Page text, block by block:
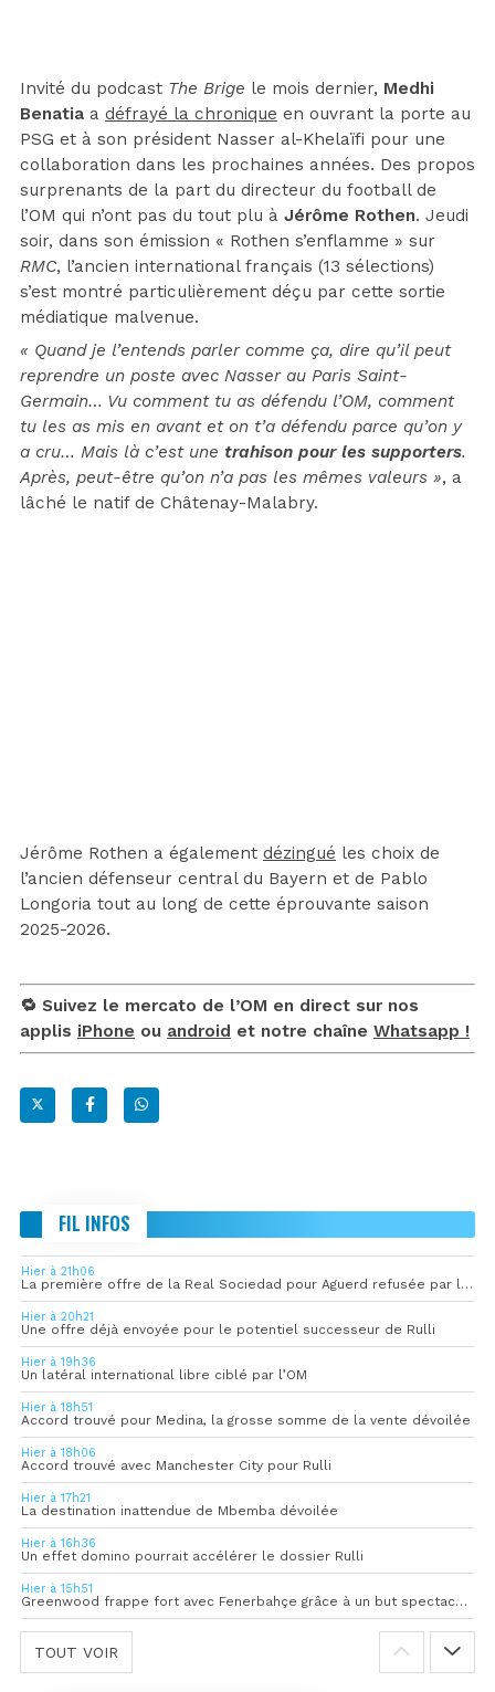
Invité du podcast The Brige le mois dernier, Medhi
Benatia a défrayé la chronique en ouvrant la porte au
PSG et à son président Nasser al-Khelaïfi pour une
collaboration dans les prochaines années. Des propos
surprenants de la part du directeur du football de
l’OM qui n’ont pas du tout plu à Jérôme Rothen. Jeudi
soir, dans son émission « Rothen s’enflamme » sur
RMC, l’ancien international français (13 sélections)
s’est montré particulièrement déçu par cette sortie
médiatique malvenue.
« Quand je l’entends parler comme ça, dire qu’il peut
reprendre un poste avec Nasser au Paris Saint-
Germain… Vu comment tu as défendu l’OM, comment
tu les as mis en avant et on t’a défendu parce qu’on y
a cru… Mais là c’est une trahison pour les supporters.
Après, peut-être qu’on n’a pas les mêmes valeurs », a
lâché le natif de Châtenay-Malabry.
Jérôme Rothen a également dézingué les choix de
l’ancien défenseur central du Bayern et de Pablo
Longoria tout au long de cette éprouvante saison
2025-2026.
🔁 Suivez le mercato de l’OM en direct sur nos
applis iPhone ou android et notre chaîne Whatsapp !
FIL INFOS
Hier à 21h06
La première offre de la Real Sociedad pour Aguerd refusée par l’OM
Hier à 20h21
Une offre déjà envoyée pour le potentiel successeur de Rulli
Hier à 19h36
Un latéral international libre ciblé par l’OM
Hier à 18h51
Accord trouvé pour Medina, la grosse somme de la vente dévoilée
Hier à 18h06
Accord trouvé avec Manchester City pour Rulli
Hier à 17h21
La destination inattendue de Mbemba dévoilée
Hier à 16h36
Un effet domino pourrait accélérer le dossier Rulli
Hier à 15h51
Greenwood frappe fort avec Fenerbahçe grâce à un but spectaculaire
TOUT VOIR